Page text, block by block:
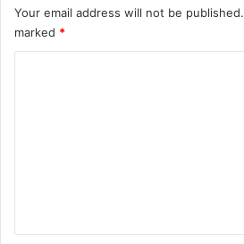
Your email address will not be published.
marked *